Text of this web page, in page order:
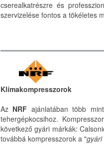
cserealkatrészre és
szervizelése fontos a tökéletes
Klímakompresszorok
Az NRF ajánlatában több
tehergépkocsihoz.
következő gyári márkák:
továbbá kompresszorok a "gyári